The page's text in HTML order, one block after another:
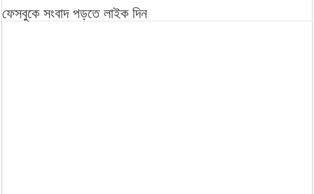
ফেসবুকে সংবাদ পড়তে লাইক দিন